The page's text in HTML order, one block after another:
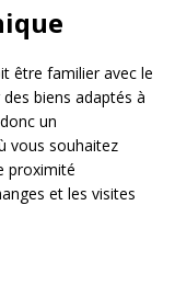
être familier avec le
biens adaptés à
un
vous souhaitez
proximité
et les visites